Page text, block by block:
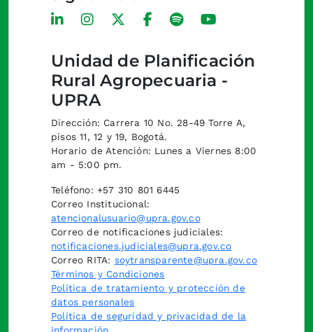
Unidad de Planificación
Rural Agropecuaria -
UPRA
Dirección: Carrera 10 No. 28-49 Torre A,
pisos 11, 12 y 19, Bogotá.
Horario de Atención: Lunes a Viernes 8:00
am - 5:00 pm.
Teléfono: +57 310 801 6445
Correo Institucional:
atencionalusuario@upra.gov.co
Correo de notificaciones judiciales:
notificaciones.judiciales@upra.gov.co
Correo RITA: soytransparente@upra.gov.co
Términos y Condiciones
Política de tratamiento y protección de
datos personales
Política de seguridad y privacidad de la